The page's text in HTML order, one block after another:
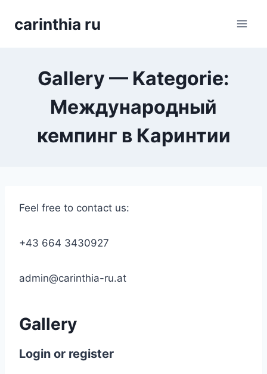
carinthia ru
Gallery — Kategorie:
Международный
кемпинг в Каринтии
Feel free to contact us:
+43 664 3430927
admin@carinthia-ru.at
Gallery
Login or register